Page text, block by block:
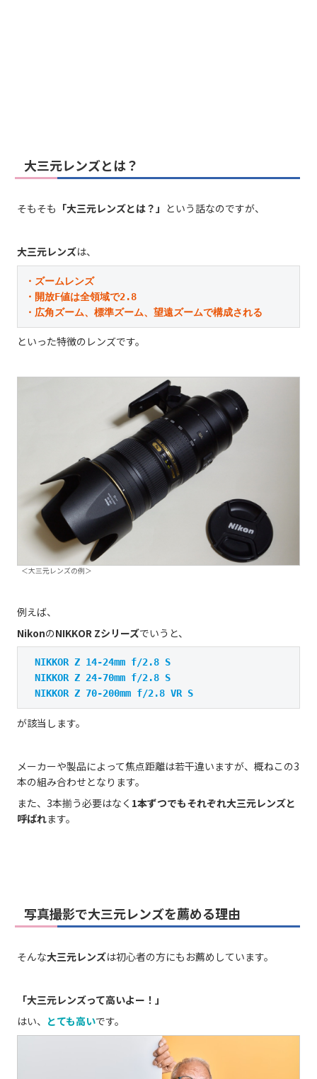
大三元レンズとは？
そもそも 「大三元レンズとは？」 という話なのですが、
大三元レンズは、
・ズームレンズ
・開放F値は全領域で2.8
・広角ズーム、標準ズーム、望遠ズームで構成される
といった特徴のレンズです。
＜大三元レンズの例＞
例えば、
NikonのNIKKOR Zシリーズでいうと、
NIKKOR Z 14-24mm f/2.8 S
NIKKOR Z 24-70mm f/2.8 S
NIKKOR Z 70-200mm f/2.8 VR S
が該当します。
メーカーや製品によって焦点距離は若干違いますが、概ねこの3
本の組み合わせとなります。
また、3本揃う必要はなく 1本ずつでもそれぞれ大三元レンズと
呼ばれます。
写真撮影で大三元レンズを薦める理由
そんな大三元レンズは初心者の方にもお薦めしています。
「大三元レンズって高いよー！」
はい、 とても高いです。